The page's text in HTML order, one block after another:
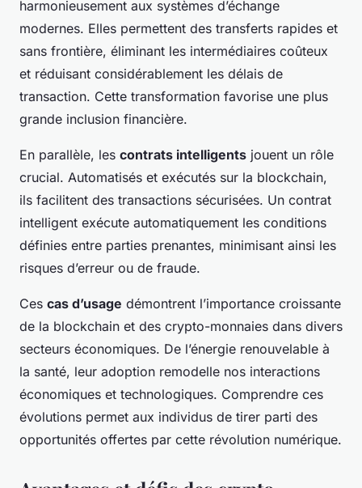
harmonieusement aux systèmes d’échange
modernes. Elles permettent des transferts rapides et
sans frontière, éliminant les intermédiaires coûteux
et réduisant considérablement les délais de
transaction. Cette transformation favorise une plus
grande inclusion financière.
En parallèle, les contrats intelligents jouent un rôle
crucial. Automatisés et exécutés sur la blockchain,
ils facilitent des transactions sécurisées. Un contrat
intelligent exécute automatiquement les conditions
définies entre parties prenantes, minimisant ainsi les
risques d’erreur ou de fraude.
Ces cas d’usage démontrent l’importance croissante
de la blockchain et des crypto-monnaies dans divers
secteurs économiques. De l’énergie renouvelable à
la santé, leur adoption remodelle nos interactions
économiques et technologiques. Comprendre ces
évolutions permet aux individus de tirer parti des
opportunités offertes par cette révolution numérique.